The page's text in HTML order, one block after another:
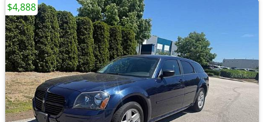
$4,888